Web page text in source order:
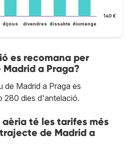
140 €
dijous divendres dissabte diumenge
es recomana per
a Praga?
de Madrid a Praga es
280 dies d'antelació.
té les tarifes més
de Madrid a